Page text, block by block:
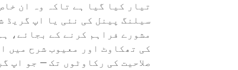
سیلنگ پینل کی نئی یا اپ گریڈ
مشورے فراہم کرنے کے بجائے،
کی تھکاوٹ اور معیوب شرح میں
صلاحیت کی رکاوٹوں تک — جو اپ